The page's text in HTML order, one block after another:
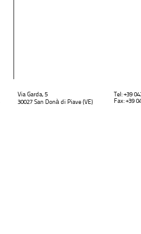
Via Garda, 5
30027 San Donà di Piave (VE)
Tel: +39
Fax: +39